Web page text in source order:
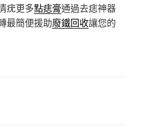
疣更多點痣膏通過去痣神器
最簡便援助廢鐵回收讓您的